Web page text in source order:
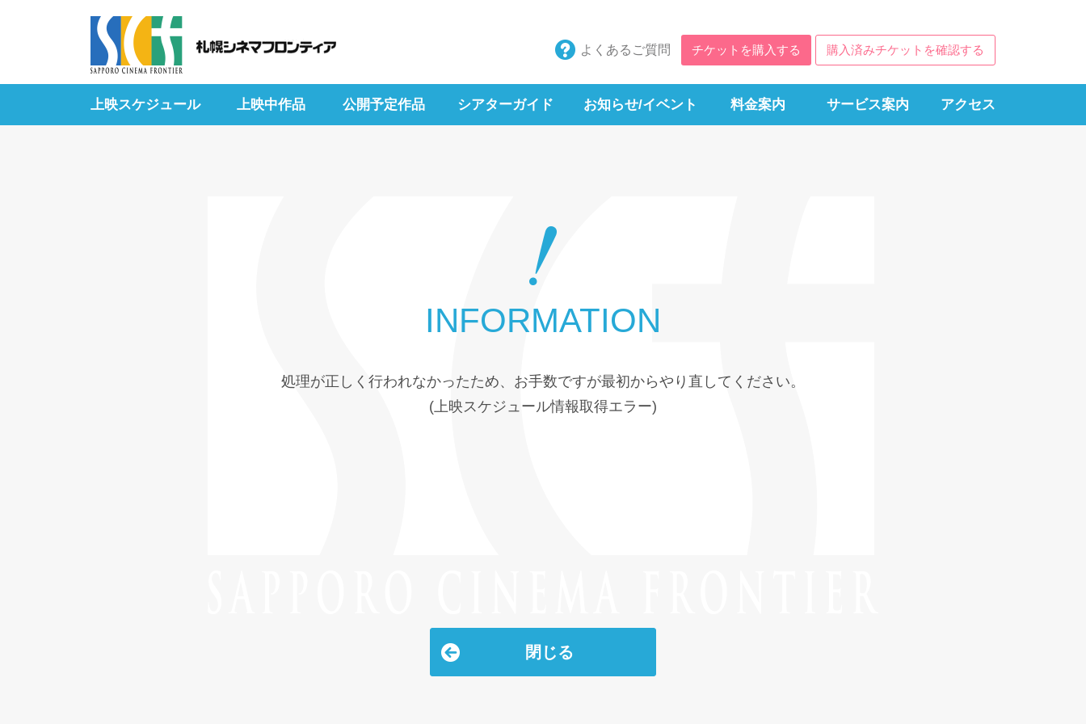
よくあるご質問 チケットを購入する 購入済みチケットを確認する
上映スケジュール 上映中作品 公開予定作品 シアターガイド お知らせ/イベント 料金案内 サービス案内 アクセス
INFORMATION
処理が正しく行われなかったため、お手数ですが最初からやり直してください。
(上映スケジュール情報取得エラー)
閉じる